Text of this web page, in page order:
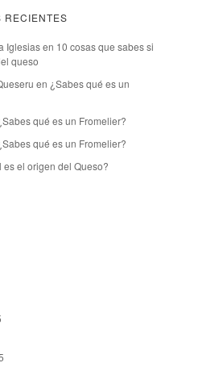
RECIENTES
Iglesiasen 10 cosas que sabes si
queso
en ¿Sabes qué es un
qué es un Fromelier?
qué es un Fromelier?
es el origen del Queso?